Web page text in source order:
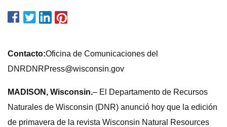
Contacto:Oficina de Comunicaciones del
DNRDNRPress@wisconsin.gov
MADISON, Wisconsin.– El Departamento de Recursos
Naturales de Wisconsin (DNR) anunció hoy que la edición
de primavera de la revista Wisconsin Natural Resources